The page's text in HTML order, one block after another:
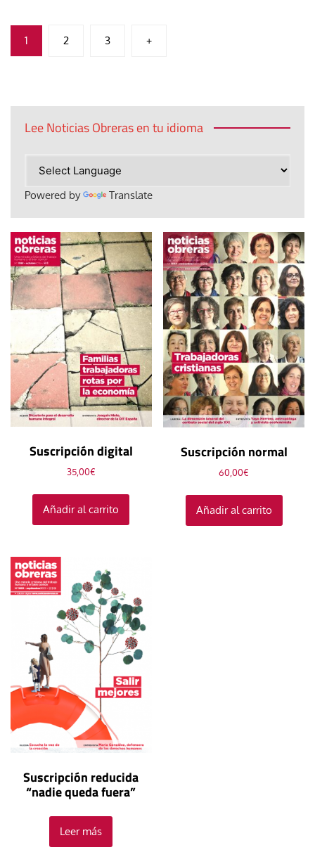
Paginación
de
1 2 3 +
Lee Noticias Obreras en tu idioma
Powered by Translate
Suscripción digital
35,00€
Añadir al carrito
Suscripción normal
60,00€
Añadir al carrito
Suscripción reducida
“nadie queda fuera”
Leer más